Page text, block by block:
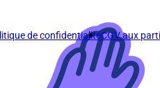
de confidentialitéCGV aux